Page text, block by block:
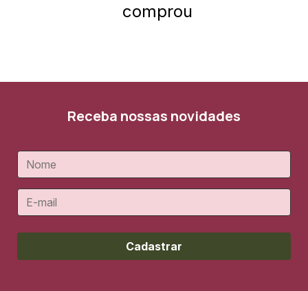
comprou
Receba nossas novidades
Cadastrar